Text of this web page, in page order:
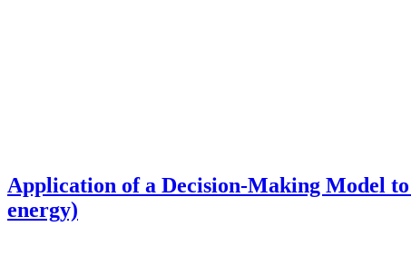
Application of a Decision-Making Model
energy)